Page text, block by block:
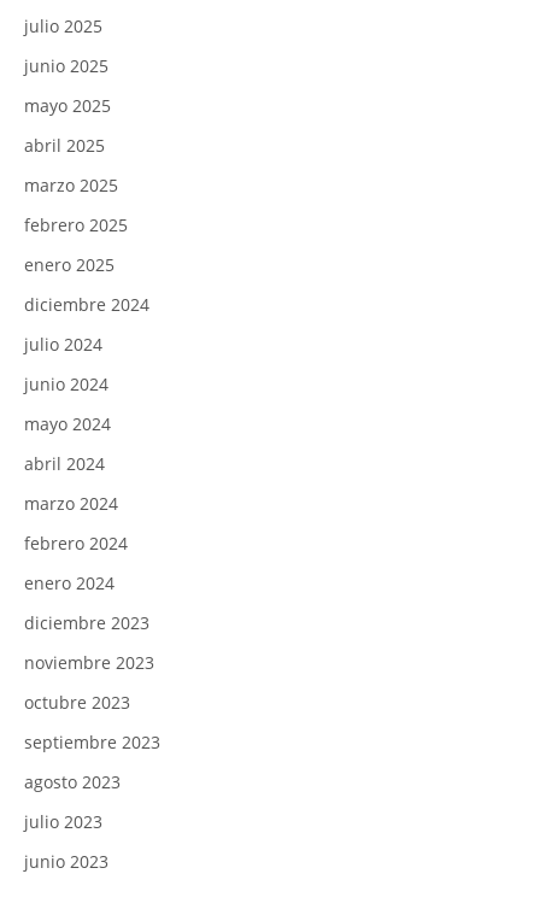
julio 2025
junio 2025
mayo 2025
abril 2025
marzo 2025
febrero 2025
enero 2025
diciembre 2024
julio 2024
junio 2024
mayo 2024
abril 2024
marzo 2024
febrero 2024
enero 2024
diciembre 2023
noviembre 2023
octubre 2023
septiembre 2023
agosto 2023
julio 2023
junio 2023